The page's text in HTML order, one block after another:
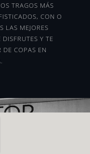
TRAGOS MÁS
CON O
LAS MEJORES
Y TE
DE COPAS EN